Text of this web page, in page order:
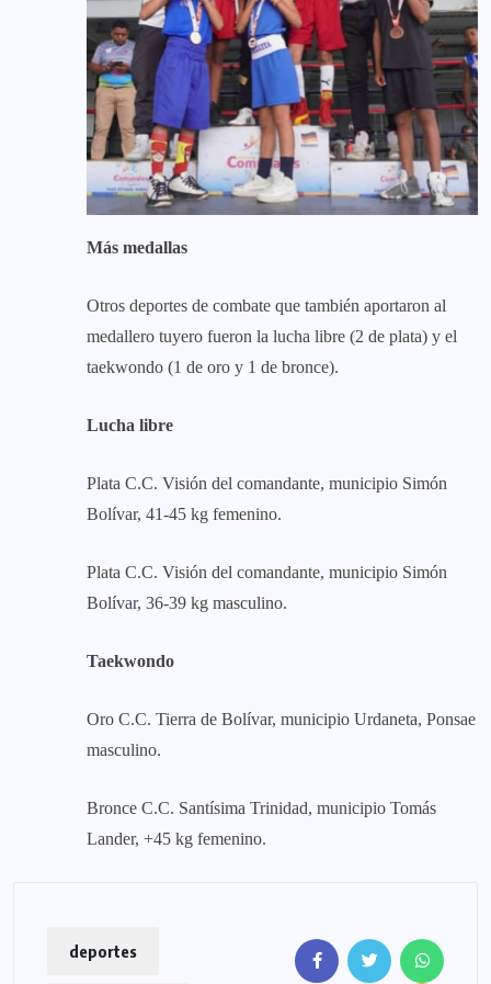
Más medallas
Otros deportes de combate que también aportaron al
medallero tuyero fueron la lucha libre (2 de plata) y el
taekwondo (1 de oro y 1 de bronce).
Lucha libre
Plata C.C. Visión del comandante, municipio Simón
Bolívar, 41-45 kg femenino.
Plata C.C. Visión del comandante, municipio Simón
Bolívar, 36-39 kg masculino.
Taekwondo
Oro C.C. Tierra de Bolívar, municipio Urdaneta, Ponsae
masculino.
Bronce C.C. Santísima Trinidad, municipio Tomás
Lander, +45 kg femenino.
deportes